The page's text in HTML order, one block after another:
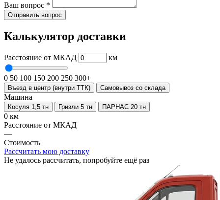
Ваш вопрос *
Отправить вопрос
Калькулятор доставки
Расстояние от МКАД км
0 50 100 150 200 250 300+
Въезд в центр (внутри ТТК) Самовывоз со склада
Машина
Косуля 1,5 тн Гризли 5 тн ПАРНАС 20 тн
0 км
Расстояние от МКАД
—
Стоимость
Рассчитать мою доставку
Не удалось рассчитать, попробуйте ещё раз